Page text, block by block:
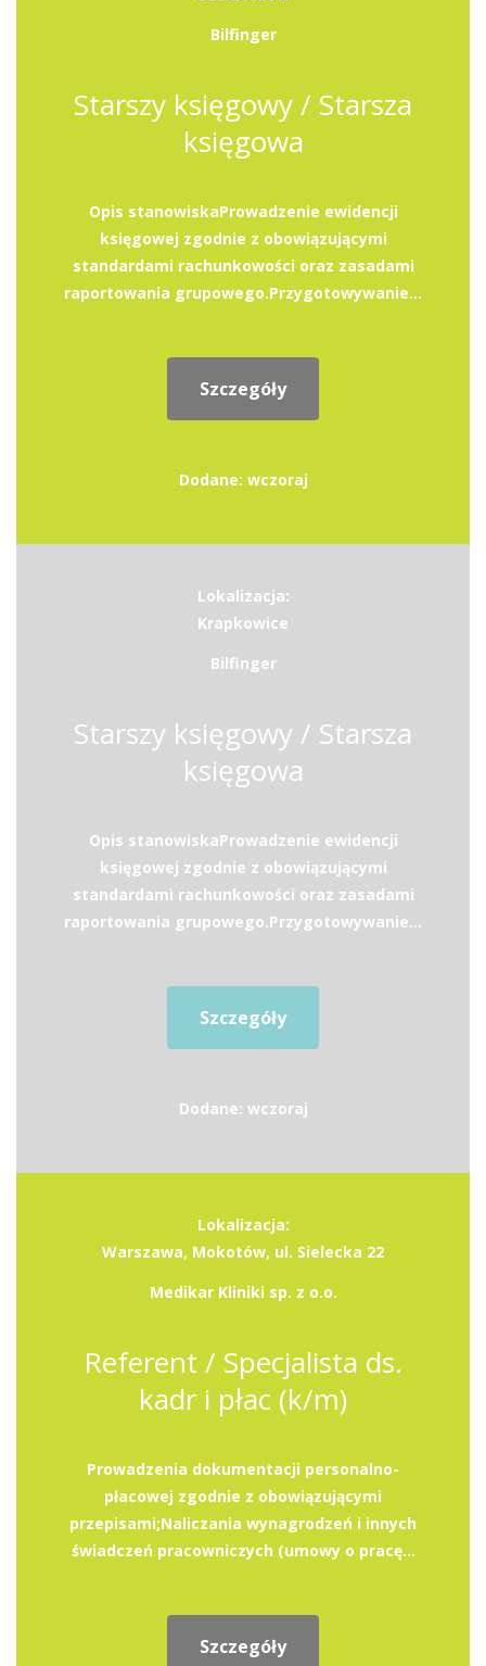
Bilfinger
Starszy księgowy / Starsza
księgowa
Opis stanowiskaProwadzenie ewidencji
księgowej zgodnie z obowiązującymi
standardami rachunkowości oraz zasadami
raportowania grupowego.Przygotowywanie...
Szczegóły
Dodane: wczoraj
Lokalizacja:
Krapkowice
Bilfinger
Starszy księgowy / Starsza
księgowa
Opis stanowiskaProwadzenie ewidencji
księgowej zgodnie z obowiązującymi
standardami rachunkowości oraz zasadami
raportowania grupowego.Przygotowywanie...
Szczegóły
Dodane: wczoraj
Lokalizacja:
Warszawa, Mokotów, ul. Sielecka 22
Medikar Kliniki sp. z o.o.
Referent / Specjalista ds.
kadr i płac (k/m)
Prowadzenia dokumentacji personalno-
płacowej zgodnie z obowiązującymi
przepisami;Naliczania wynagrodzeń i innych
świadczeń pracowniczych (umowy o pracę...
Szczegóły